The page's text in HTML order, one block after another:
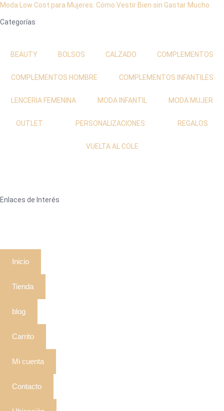
Moda Low Cost para Mujeres: Cómo Vestir Bien sin Gastar Mucho
Categorías
BEAUTY BOLSOS CALZADO COMPLEMENTOS
COMPLEMENTOS HOMBRE COMPLEMENTOS INFANTILES
LENCERIA FEMENINA MODA INFANTIL MODA MUJER
OUTLET PERSONALIZACIONES REGALOS
VUELTA AL COLE
Enlaces de Interés
Inicio
Tienda
blog
Carrito
Mi cuenta
Contacto